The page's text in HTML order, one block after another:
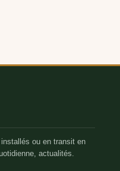
ou en transit en
actualités.